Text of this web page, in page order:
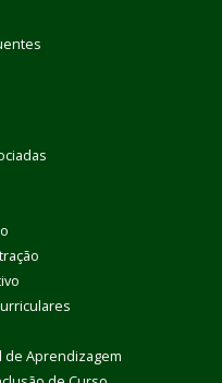
de Aprendizagem